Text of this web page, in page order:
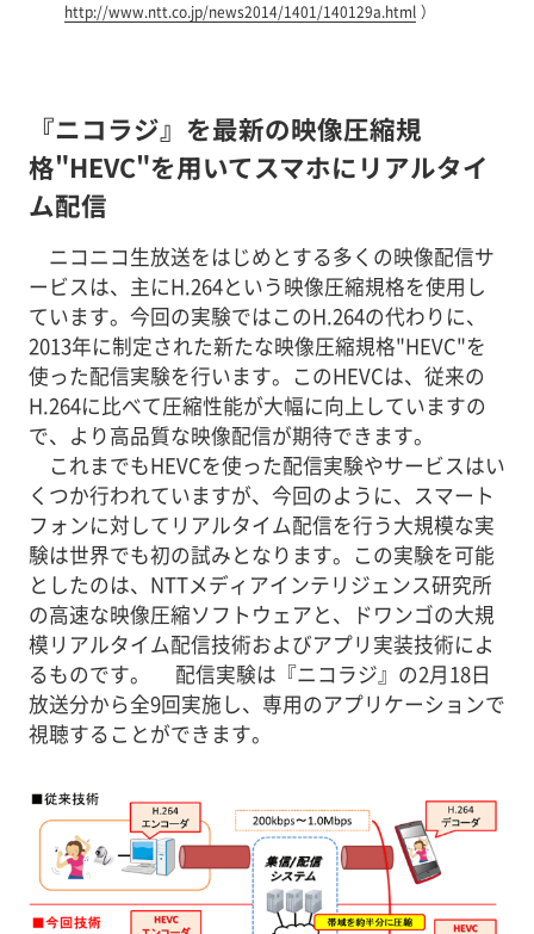
http://www.ntt.co.jp/news2014/1401/140129a.html ）
『ニコラジ』を最新の映像圧縮規
格"HEVC"を用いてスマホにリアルタイ
ム配信
ニコニコ生放送をはじめとする多くの映像配信サ
ービスは、主にH.264という映像圧縮規格を使用し
ています。今回の実験ではこのH.264の代わりに、
2013年に制定された新たな映像圧縮規格"HEVC"を
使った配信実験を行います。このHEVCは、従来の
H.264に比べて圧縮性能が大幅に向上していますの
で、より高品質な映像配信が期待できます。
これまでもHEVCを使った配信実験やサービスはい
くつか行われていますが、今回のように、スマート
フォンに対してリアルタイム配信を行う大規模な実
験は世界でも初の試みとなります。この実験を可能
としたのは、NTTメディアインテリジェンス研究所
の高速な映像圧縮ソフトウェアと、ドワンゴの大規
模リアルタイム配信技術およびアプリ実装技術によ
るものです。 配信実験は『ニコラジ』の2月18日
放送分から全9回実施し、専用のアプリケーションで
視聴することができます。